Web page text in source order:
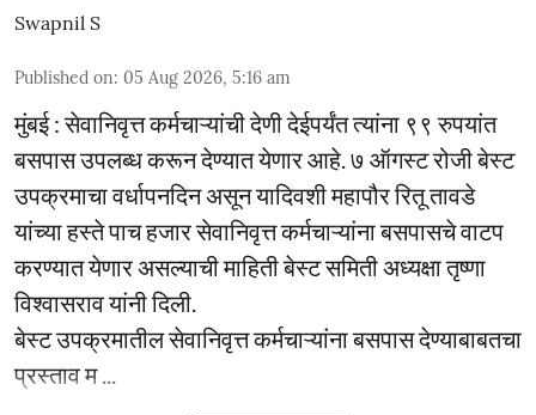
Swapnil S
Published on: 05 Aug 2026, 5:16 am
मुंबई : सेवानिवृत्त कर्मचाऱ्यांची देणी देईपर्यंत त्यांना ९९ रुपयांत
बसपास उपलब्ध करून देण्यात येणार आहे. ७ ऑगस्ट रोजी बेस्ट
उपक्रमाचा वर्धापनदिन असून यादिवशी महापौर रितू तावडे
यांच्या हस्ते पाच हजार सेवानिवृत्त कर्मचाऱ्यांना बसपासचे वाटप
करण्यात येणार असल्याची माहिती बेस्ट समिती अध्यक्षा तृष्णा
विश्वासराव यांनी दिली.
बेस्ट उपक्रमातील सेवानिवृत्त कर्मचाऱ्यांना बसपास देण्याबाबतचा
प्रस्ताव म ...